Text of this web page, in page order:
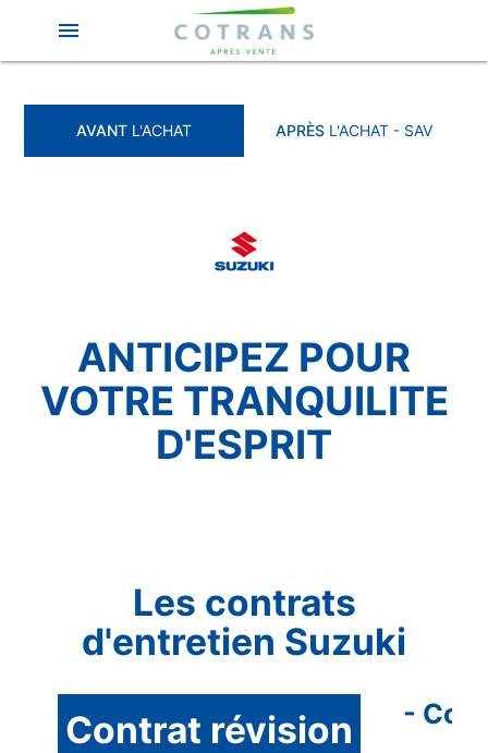
menu
AVANT L'ACHAT APRÈSL'ACHAT - SAV
ANTICIPEZ POUR
VOTRE TRANQUILITE
D'ESPRIT
Les contrats
d'entretien Suzuki
Contrat révision
-